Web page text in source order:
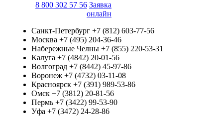
8 800 302 57 56 Заявка
онлайн
Санкт-Петербург +7 (812) 603-77-56
Москва +7 (495) 204-36-46
Набережные Челны +7 (855) 220-53-31
Калуга +7 (4842) 20-01-56
Волгоград +7 (8442) 45-97-86
Воронеж +7 (4732) 03-11-08
Красноярск +7 (391) 989-53-86
Омск +7 (3812) 20-81-56
Пермь +7 (3422) 99-53-90
Уфа +7 (3472) 24-28-86